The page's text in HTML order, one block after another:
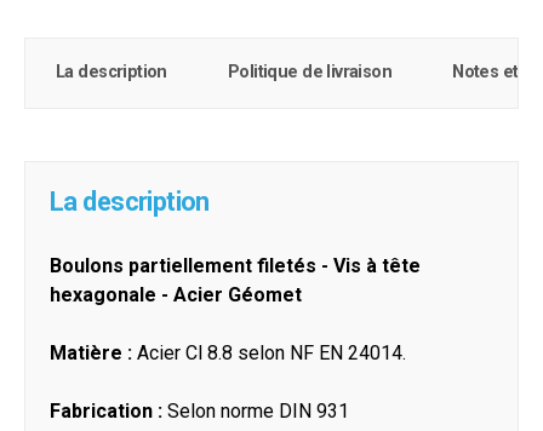
La description Politique de livraison Notes et
La description
Boulons partiellement filetés - Vis à tête
hexagonale - Acier Géomet
Matière : Acier Cl 8.8 selon NF EN 24014.
Fabrication : Selon norme DIN 931